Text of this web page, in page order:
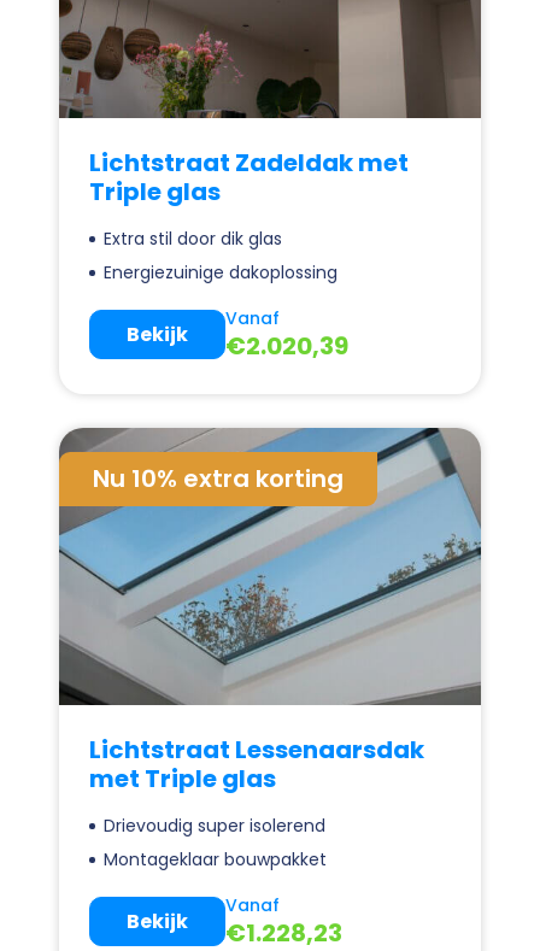
Lichtstraat Zadeldak met
Triple glas
Extra stil door dik glas
Energiezuinige dakoplossing
Vanaf
€2.020,39
Bekijk
Nu 10% extra korting
Lichtstraat Lessenaarsdak
met Triple glas
Drievoudig super isolerend
Montageklaar bouwpakket
Vanaf
€1.228,23
Bekijk